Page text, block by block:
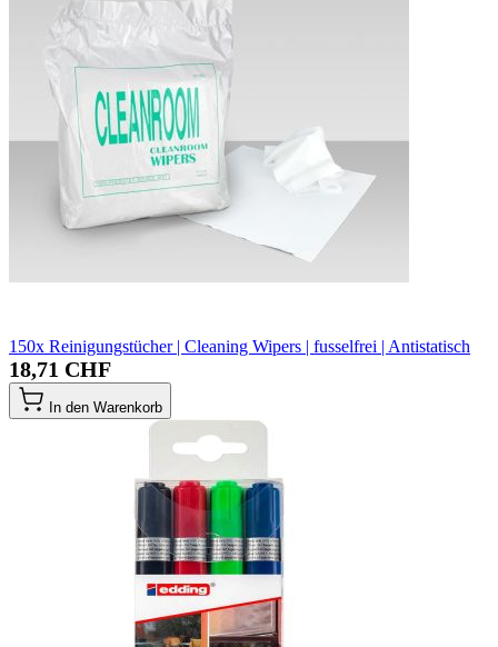
150x Reinigungstücher | Cleaning Wipers | fusselfrei | Antistatisch
18,71 CHF
In den Warenkorb